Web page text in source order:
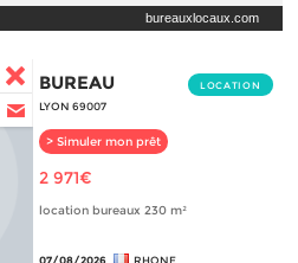
bureauxlocaux.com
BUREAU
LYON 69007
> Simuler mon prêt
LOCATION
2 971€
location bureaux 230 m²
07/08/2026 RHONE